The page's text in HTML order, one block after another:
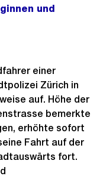
und
einer
Zürich in
auf. Höhe der
bemerkte
erhöhte sofort
Fahrt auf der
fort.